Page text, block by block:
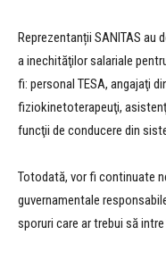
Reprezentanții SANITAS au
a inechităţilor salariale
fi: personal TESA, angajaţi
fiziokinetoterapeuţi,
funcţii de conducere din
Totodată, vor fi continuate
guvernamentale
sporuri care ar trebui să